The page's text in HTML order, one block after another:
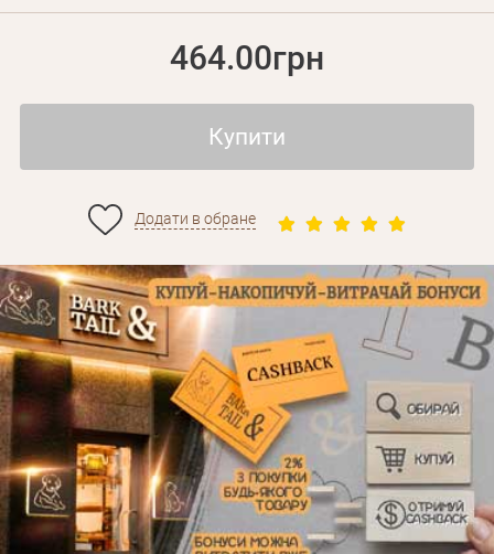
464.00грн
Купити
Додати в обране
Забули пароль?
Особисті дані